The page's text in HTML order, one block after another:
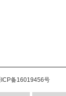
ICP备16019456号